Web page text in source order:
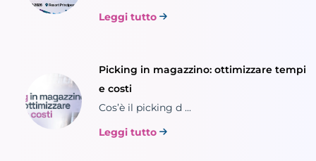
Leggi tutto
Picking in magazzino: ottimizzare tempi
e costi
Cos’è il picking d ...
Leggi tutto